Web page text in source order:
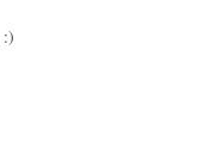
:)